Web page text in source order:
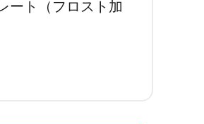
ート（フロスト加